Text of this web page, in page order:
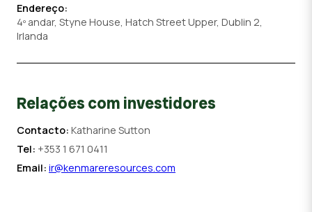
Endereço:
4º andar, Styne House, Hatch Street Upper, Dublin 2,
Irlanda
Relações com investidores
Contacto: Katharine Sutton
Tel: +353 1 671 0411
Email: ir@kenmareresources.com